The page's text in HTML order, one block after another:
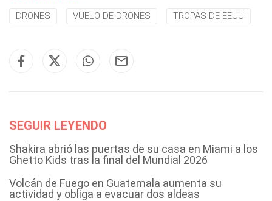
DRONES VUELO DE DRONES TROPAS DE EEUU
SEGUIR LEYENDO
Shakira abrió las puertas de su casa en Miami a los
Ghetto Kids tras la final del Mundial 2026
Volcán de Fuego en Guatemala aumenta su
actividad y obliga a evacuar dos aldeas